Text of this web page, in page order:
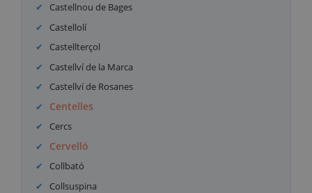
Castellnou de Bages
Castellolí
Castellterçol
Castellví de la Marca
Castellví de Rosanes
Centelles
Cercs
Cervelló
Collbató
Collsuspina